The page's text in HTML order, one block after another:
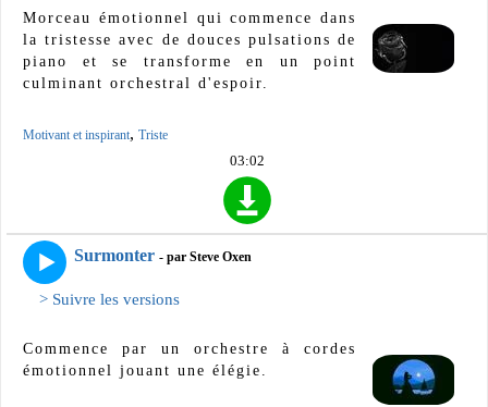
Morceau émotionnel qui commence dans
la tristesse avec de douces pulsations de
piano et se transforme en un point
culminant orchestral d'espoir.
Motivant et inspirant, Triste
03:02
Surmonter - par Steve Oxen
> Suivre les versions
Commence par un orchestre à cordes
émotionnel jouant une élégie.